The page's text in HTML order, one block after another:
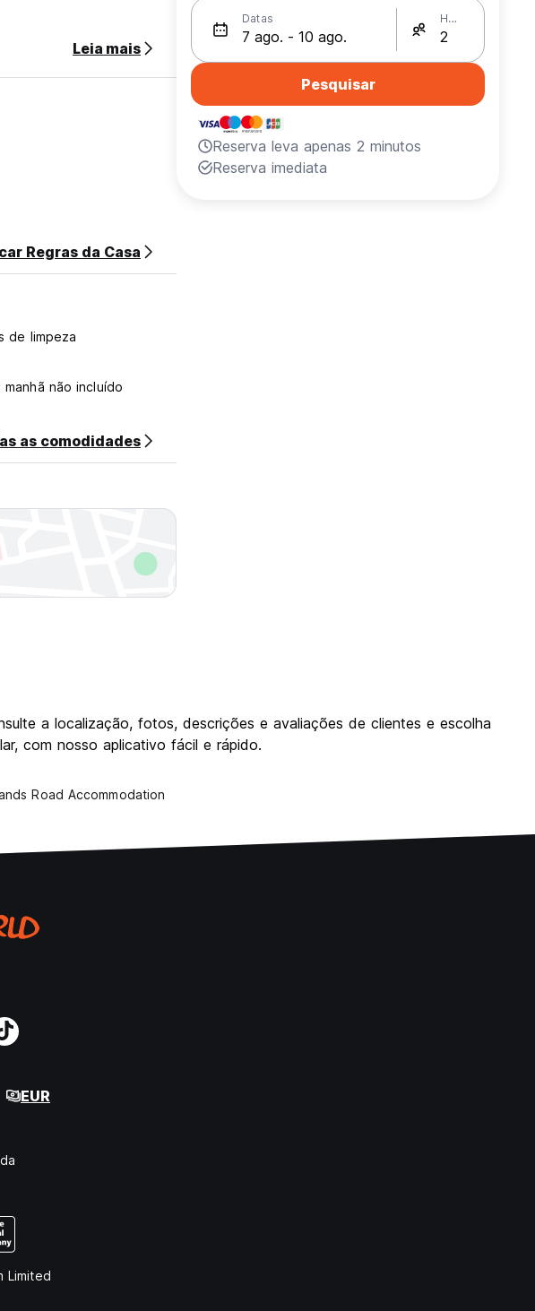
Leia mais
Regras da Casa
de limpeza
manhã não incluído
as comodidades
Datas Hóspedes
Pesquisar
Reserva leva apenas 2 minutos
Reserva imediata
a localização, fotos, descrições e avaliações de clientes e escolha
com nosso aplicativo fácil e rápido.
Road Accommodation
EUR
Limited